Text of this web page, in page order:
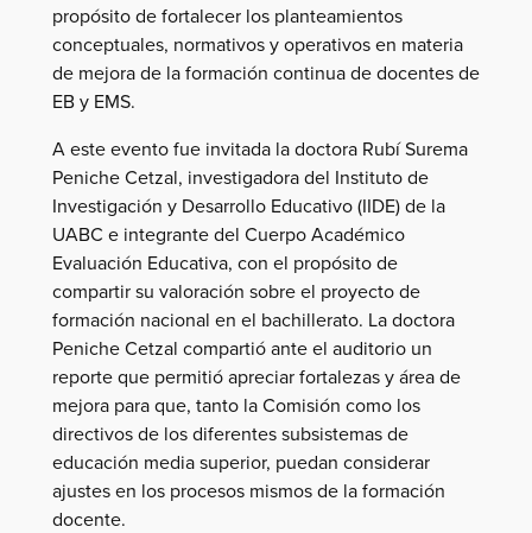
propósito de fortalecer los planteamientos
conceptuales, normativos y operativos en materia
de mejora de la formación continua de docentes de
EB y EMS.
A este evento fue invitada la doctora Rubí Surema
Peniche Cetzal, investigadora del Instituto de
Investigación y Desarrollo Educativo (IIDE) de la
UABC e integrante del Cuerpo Académico
Evaluación Educativa, con el propósito de
compartir su valoración sobre el proyecto de
formación nacional en el bachillerato. La doctora
Peniche Cetzal compartió ante el auditorio un
reporte que permitió apreciar fortalezas y área de
mejora para que, tanto la Comisión como los
directivos de los diferentes subsistemas de
educación media superior, puedan considerar
ajustes en los procesos mismos de la formación
docente.